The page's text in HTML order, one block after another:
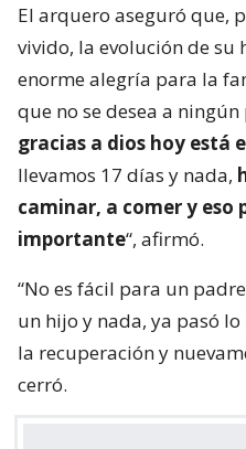
El arquero aseguró que,
vivido, la evolución de su
enorme alegría para la
que no se desea a
gracias a dios hoy está
llevamos 17 días y nada,
caminar, a comer y eso
importante“, afirmó.
“No es fácil para un
un hijo y nada, ya pasó
la recuperación y
cerró.